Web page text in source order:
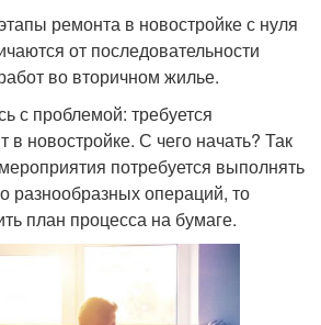
ремонта в новостройке с нуля
от последовательности
во вторичном жилье.
с проблемой: требуется
в новостройке. С чего начать? Так
потребуется выполнять
разнообразных операций, то
план процесса на бумаге.